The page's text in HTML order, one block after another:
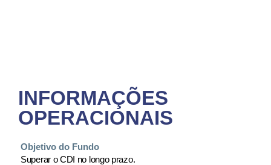
INFORMAÇÕES
OPERACIONAIS
Objetivo do Fundo
Superar o CDI no longo prazo.